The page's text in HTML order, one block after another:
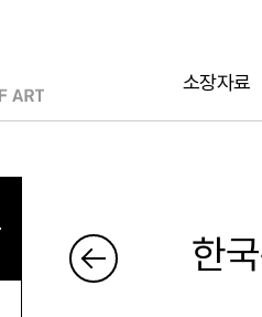
소장자료
한